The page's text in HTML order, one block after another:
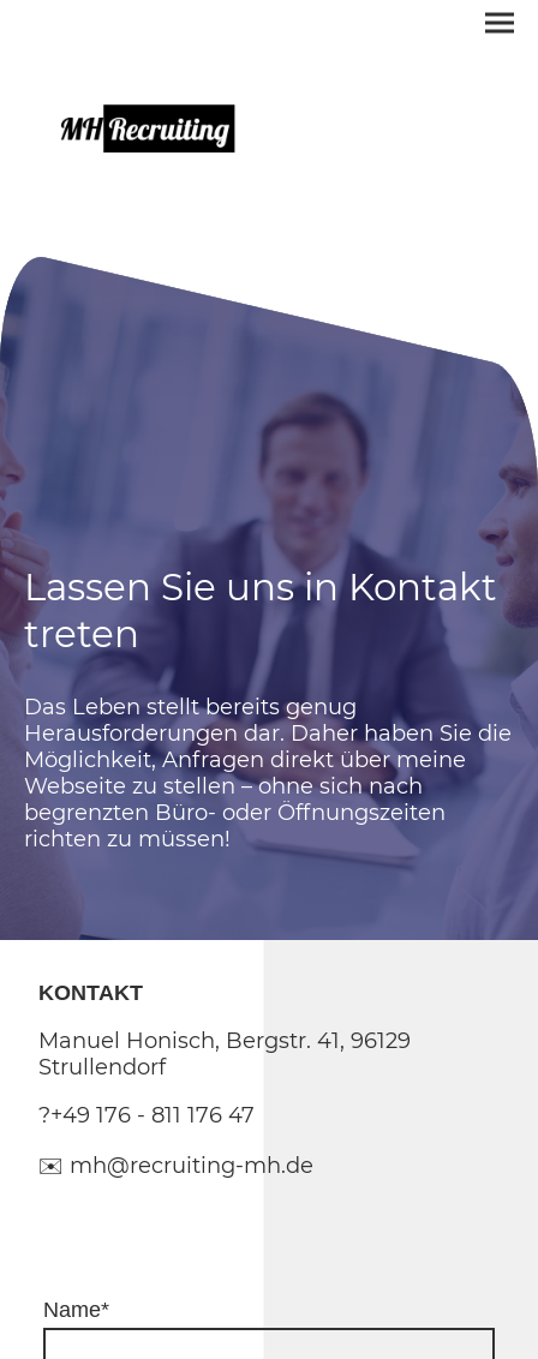
Lassen Sie uns in Kontakt
treten
Das Leben stellt bereits genug
Herausforderungen dar. Daher haben Sie die
Möglichkeit, Anfragen direkt über meine
Webseite zu stellen – ohne sich nach
begrenzten Büro- oder Öffnungszeiten
richten zu müssen!
KONTAKT
Manuel Honisch, Bergstr. 41, 96129
Strullendorf
?+49 176 - 811 176 47
✉️ mh@recruiting-mh.de
Name*